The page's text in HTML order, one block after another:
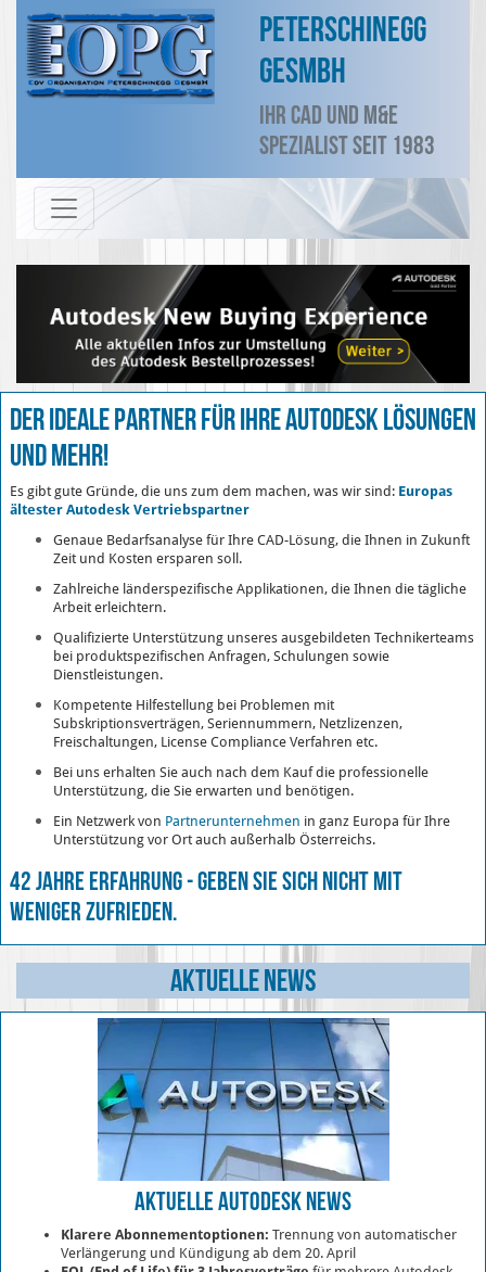
Peterschinegg
GesmbH
Ihr CAD und M&E
Spezialist seit 1983
Der ideale Partner für Ihre Autodesk Lösungen
und mehr!
Es gibt gute Gründe, die uns zum dem machen, was wir sind: Europas
ältester Autodesk Vertriebspartner
Genaue Bedarfsanalyse für Ihre CAD-Lösung, die Ihnen in Zukunft
Zeit und Kosten ersparen soll.
Zahlreiche länderspezifische Applikationen, die Ihnen die tägliche
Arbeit erleichtern.
Qualifizierte Unterstützung unseres ausgebildeten Technikerteams
bei produktspezifischen Anfragen, Schulungen sowie
Dienstleistungen.
Kompetente Hilfestellung bei Problemen mit
Subskriptionsverträgen, Seriennummern, Netzlizenzen,
Freischaltungen, License Compliance Verfahren etc.
Bei uns erhalten Sie auch nach dem Kauf die professionelle
Unterstützung, die Sie erwarten und benötigen.
Ein Netzwerk von Partnerunternehmen in ganz Europa für Ihre
Unterstützung vor Ort auch außerhalb Österreichs.
42 Jahre Erfahrung - geben Sie sich nicht mit
weniger zufrieden.
Aktuelle News
Aktuelle Autodesk News
Klarere Abonnementoptionen: Trennung von automatischer
Verlängerung und Kündigung ab dem 20. April